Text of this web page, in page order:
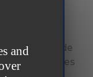
de
services
and